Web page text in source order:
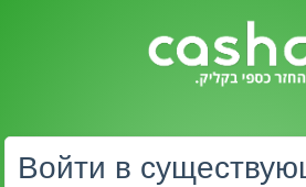
Войти в